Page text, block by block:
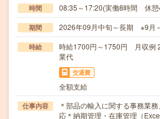
時間 08:35～17:20(実働8時間 休憩
期間 2026年09月中旬～長期 ※9月
時給
時給1700円～1750円 月収例
業代
交通費
全額支給
仕事内容
＊部品の輸入に関する事務業
応＊納期管理・在庫管理（